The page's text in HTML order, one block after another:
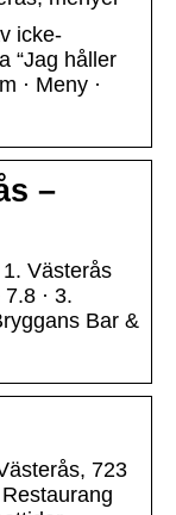
icke-
“Jag håller
· Meny ·
–
Västerås
· 3.
Bar &
723